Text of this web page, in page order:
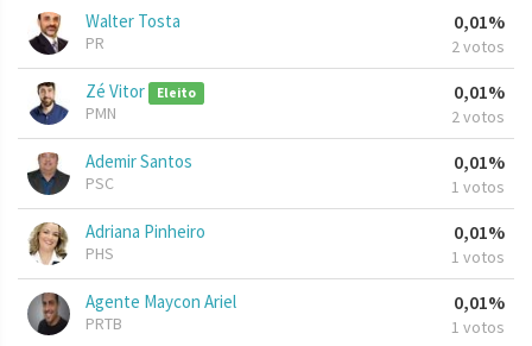
Walter Tosta
PR
0,01%
2 votos
Zé Vitor Eleito
PMN
0,01%
2 votos
Ademir Santos
PSC
0,01%
1 votos
Adriana Pinheiro
PHS
0,01%
1 votos
Agente Maycon Ariel
PRTB
0,01%
1 votos